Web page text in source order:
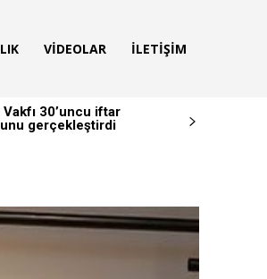
VIDEOLAR İLETIŞIM
Vakfı 30’uncu iftar
gerçekleştirdi